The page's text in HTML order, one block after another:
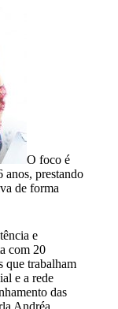
O foco é
anos, prestando
de forma
e
com 20
que trabalham
e a rede
das
Andréa.